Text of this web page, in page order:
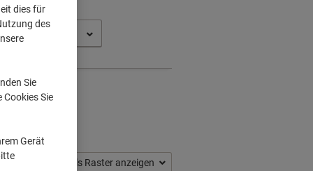
D
Als Raster anzeigen
dies für
des
Sie
Sie
Gerät